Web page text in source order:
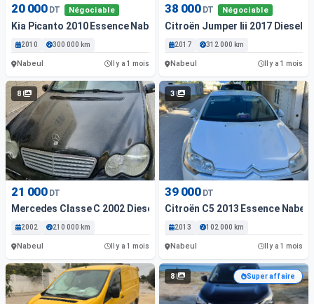
20 000 DT Négociable
Kia Picanto 2010 Essence Nabeul
2010 300 000 km
Nabeul Il y a 1 mois
38 000 DT Négociable
Citroën Jumper Iii 2017 Diesel
2017 312 000 km
Nabeul Il y a 1 mois
8
21 000 DT
Mercedes Classe C 2002 Diesel Nabeul
2002 210 000 km
Nabeul Il y a 1 mois
3
39 000 DT
Citroën C5 2013 Essence Nabeul
2013 102 000 km
Nabeul Il y a 1 mois
8 Super affaire